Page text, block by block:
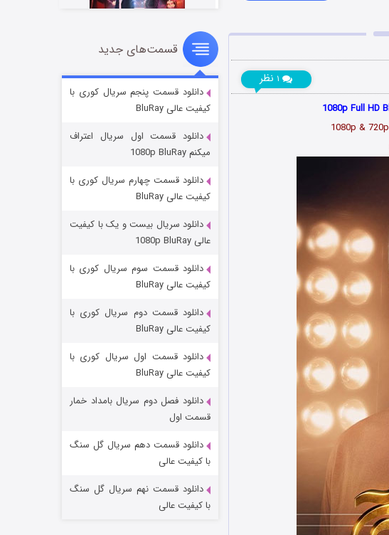
۱ نظر
سریال زشت
قسمت۵ (زیرنویس) منتشر شد
وستی ها
قسمت ۶ (زیرنویس) منتشر شد
قسمت‌های جدید
دانلود قسمت پنجم سریال کوری با
کیفیت عالی BluRay
دانلود قسمت اول سریال اعتراف
میکنم 1080p BluRay
دانلود قسمت چهارم سریال کوری با
کیفیت عالی BluRay
دانلود سریال بیست و یک با کیفیت
عالی 1080p BluRay
دانلود قسمت سوم سریال کوری با
کیفیت عالی BluRay
دانلود قسمت دوم سریال کوری با
کیفیت عالی BluRay
دانلود قسمت اول سریال کوری با
کیفیت عالی BluRay
دانلود فصل دوم سریال بامداد خمار
قسمت اول
دانلود قسمت دهم سریال گل سنگ
با کیفیت عالی
دانلود قسمت نهم سریال گل سنگ
با کیفیت عالی